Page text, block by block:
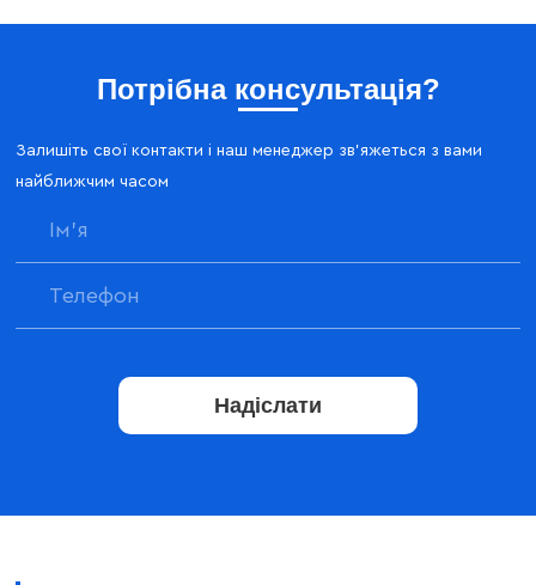
Потрібна консультація?
Залишіть свої контакти і наш менеджер зв'яжеться з вами
найближчим часом
Надіслати